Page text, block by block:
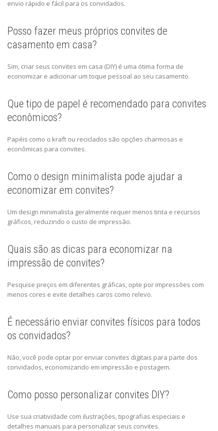
envio rápido e fácil para os convidados.
Posso fazer meus próprios convites de
casamento em casa?
Sim, criar seus convites em casa (DIY) é uma ótima forma de
economizar e adicionar um toque pessoal ao seu casamento.
Que tipo de papel é recomendado para convites
econômicos?
Papéis como o kraft ou reciclados são opções charmosas e
econômicas para convites.
Como o design minimalista pode ajudar a
economizar em convites?
Um design minimalista geralmente requer menos tinta e recursos
gráficos, reduzindo o custo de impressão.
Quais são as dicas para economizar na
impressão de convites?
Pesquise preços em diferentes gráficas, opte por impressões com
menos cores e evite detalhes caros como relevo.
É necessário enviar convites físicos para todos
os convidados?
Não, você pode optar por enviar convites digitais para parte dos
convidados, economizando em impressão e postagem.
Como posso personalizar convites DIY?
Use sua criatividade com ilustrações, tipografias especiais e
detalhes manuais para personalizar seus convites.